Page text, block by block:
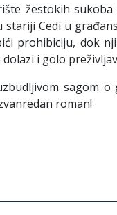
žestokih
Cedi u
prohibiciju, dok
i golo
sagom
roman!